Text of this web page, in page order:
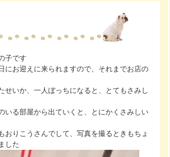
子です
にお迎えに来られますので、それまでお店の
せいか、一人ぼっちになると、とてもさみし
いる部屋から出ていくと、とにかくさみしい
りこうさんでして、写真を撮るときもちょ
した